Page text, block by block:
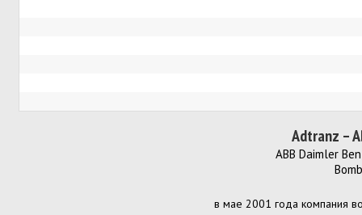
Adtranz –
ABB Daimler
в мае 2001 года компания